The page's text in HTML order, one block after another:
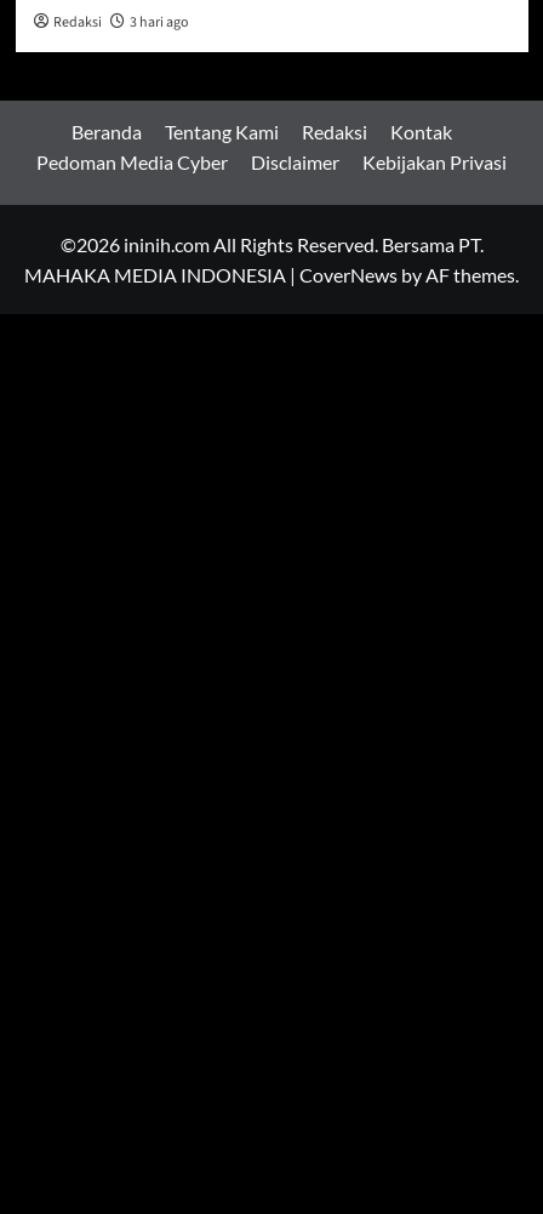
Redaksi 3 hari ago
Beranda Tentang Kami Redaksi
Kontak
Pedoman Media Cyber
Disclaimer Kebijakan Privasi
©2026 ininih.com All Rights Reserved. Bersama PT.
MAHAKA MEDIA INDONESIA | CoverNews by AF themes.